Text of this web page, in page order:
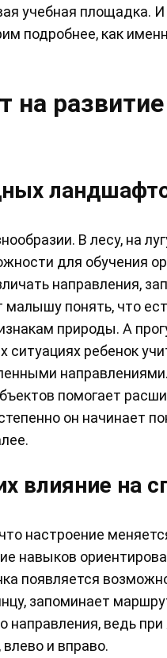
учебная площадка.
подробнее, как
на
В лесу, на
для обучения
направления,
понять, что
природы. А
ситуациях ребенок
направлениями.
помогает
он начинает
влияние на
настроение
навыков
появляется
запоминает
направления, ведь
и вправо.